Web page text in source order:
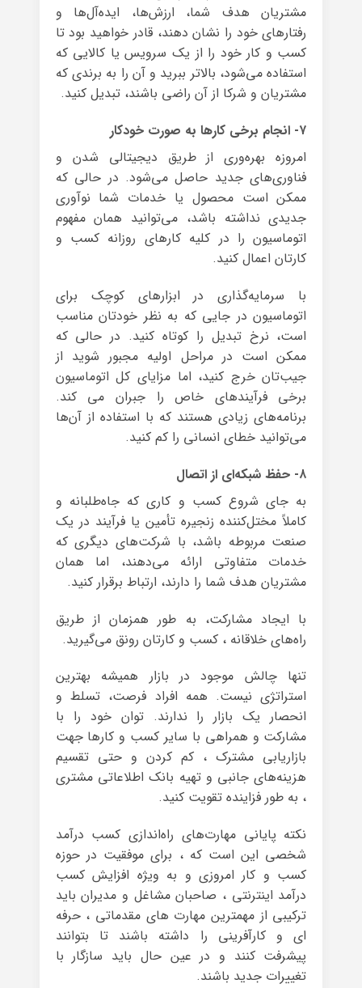
مشتریان هدف شما، ارزش‌ها، ایده‌آل‌ها و
رفتارهای خود را نشان دهند، قادر خواهید بود تا
کسب و کار خود را از یک سرویس یا کالایی که
استفاده می‌شود، بالاتر ببرید و آن را به برندی که
مشتریان و شرکا از آن راضی باشند، تبدیل کنید.
۷- انجام برخی کارها به صورت خودکار
امروزه بهره‌وری از طریق دیجیتالی شدن و
فناوری‌های جدید حاصل می‌شود. در حالی که
ممکن است محصول یا خدمات شما نوآوری
جدیدی نداشته باشد، می‌توانید همان مفهوم
اتوماسیون را در کلیه کارهای روزانه کسب و
کارتان اعمال کنید.
با سرمایه‌گذاری در ابزارهای کوچک برای
اتوماسیون در جایی که به نظر خودتان مناسب
است، نرخ تبدیل را کوتاه کنید. در حالی که
ممکن است در مراحل اولیه مجبور شوید از
جیب‌تان خرج کنید، اما مزایای کل اتوماسیون
برخی فرآیندهای خاص را جبران می کند.
برنامه‌های زیادی هستند که با استفاده از آن‌ها
می‌توانید خطای انسانی را کم کنید.
۸- حفظ شبکه‌ای از اتصال
به جای شروع کسب و کاری که جاه‌طلبانه و
کاملاً مختل‌کننده‌ زنجیره تأمین یا فرآیند در یک
صنعت مربوطه باشد، با شرکت‌های دیگری که
خدمات متفاوتی ارائه می‌دهند، اما همان
مشتریان هدف شما را دارند، ارتباط برقرار کنید.
با ایجاد مشارکت، به طور همزمان از طریق
راه‌های خلاقانه ، کسب و کارتان رونق می‌گیرید.
تنها چالش موجود در بازار همیشه بهترین
استراتژی نیست. همه‌ افراد فرصت، تسلط و
انحصار یک بازار را ندارند. توان خود را با
مشارکت و همراهی با سایر کسب و کارها جهت
بازاریابی مشترک ، کم کردن و حتی تقسیم
هزینه‌های جانبی و تهیه بانک اطلاعاتی مشتری
، به طور فزاینده تقویت کنید.
نکته پایانی مهارت‌های راه‌اندازی کسب درآمد
شخصی این است که ، برای موفقیت در حوزه‌
کسب و کار امروزی و به ویژه افزایش کسب
درآمد اینترنتی ، صاحبان مشاغل و مدیران باید
ترکیبی از مهمترین مهارت های مقدماتی ، حرفه
ای و کارآفرینی را داشته باشند تا بتوانند
پیشرفت کنند و در عین حال باید سازگار با
تغییرات جدید باشند.